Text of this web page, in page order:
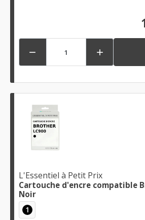
 
L'Essentiel à Petit Prix
Cartouche d'encre compatible
Noir
1